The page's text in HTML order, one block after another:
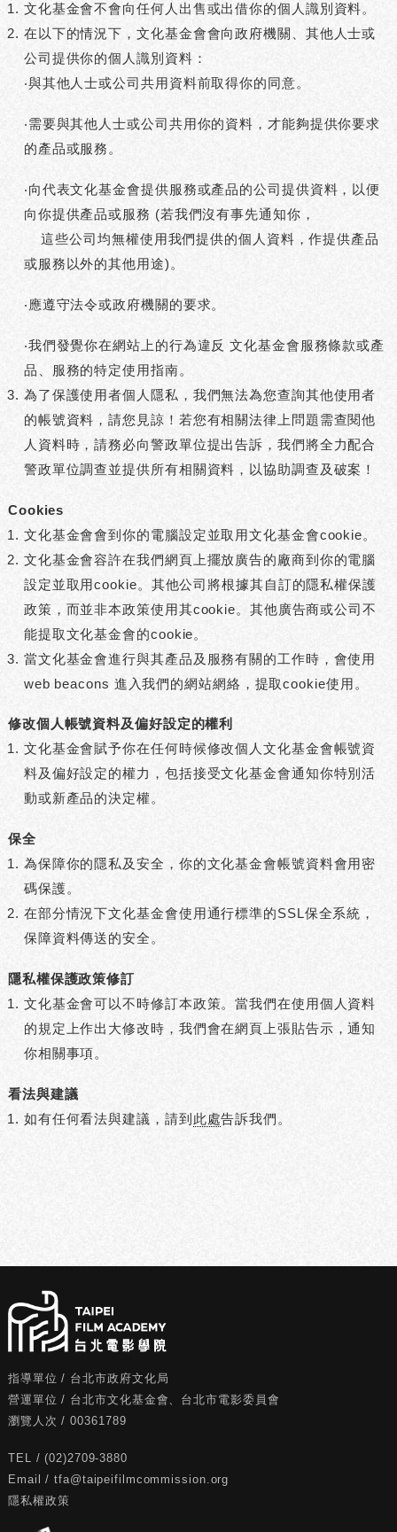
文化基金會不會向任何人出售或出借你的個人識別資料。
在以下的情況下，文化基金會會向政府機關、其他人士或
公司提供你的個人識別資料：
‧與其他人士或公司共用資料前取得你的同意。
‧需要與其他人士或公司共用你的資料，才能夠提供你要求
的產品或服務。
‧向代表文化基金會提供服務或產品的公司提供資料，以便
向你提供產品或服務 (若我們沒有事先通知你，
這些公司均無權使用我們提供的個人資料，作提供產品
或服務以外的其他用途)。
‧應遵守法令或政府機關的要求。
‧我們發覺你在網站上的行為違反 文化基金會服務條款或產
品、服務的特定使用指南。
為了保護使用者個人隱私，我們無法為您查詢其他使用者
的帳號資料，請您見諒！若您有相關法律上問題需查閱他
人資料時，請務必向警政單位提出告訴，我們將全力配合
警政單位調查並提供所有相關資料，以協助調查及破案！
Cookies
文化基金會會到你的電腦設定並取用文化基金會cookie。
文化基金會容許在我們網頁上擺放廣告的廠商到你的電腦
設定並取用cookie。其他公司將根據其自訂的隱私權保護
政策，而並非本政策使用其cookie。其他廣告商或公司不
能提取文化基金會的cookie。
當文化基金會進行與其產品及服務有關的工作時，會使用
web beacons 進入我們的網站網絡，提取cookie使用。
修改個人帳號資料及偏好設定的權利
文化基金會賦予你在任何時候修改個人文化基金會帳號資
料及偏好設定的權力，包括接受文化基金會通知你特別活
動或新產品的決定權。
保全
為保障你的隱私及安全，你的文化基金會帳號資料會用密
碼保護。
在部分情況下文化基金會使用通行標準的SSL保全系統，
保障資料傳送的安全。
隱私權保護政策修訂
文化基金會可以不時修訂本政策。當我們在使用個人資料
的規定上作出大修改時，我們會在網頁上張貼告示，通知
你相關事項。
看法與建議
如有任何看法與建議，請到 此處告訴我們。
指導單位 / 台北市政府文化局
營運單位 / 台北市文化基金會
台北市電影委員會
瀏覽人次 /00361789
TEL / (02)2709-3880
Email /tfa@taipeifilmcommission.org
隱私權政策